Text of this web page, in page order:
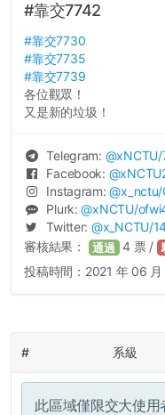
#靠交7742
#靠交7730
#靠交7735
#靠交7739
各位觀眾！
又是新的垃圾！
Telegram: @xNCTU/
Facebook: @
Instagram:@x_nctu/
Plurk:@xNCTU/
Twitter: @x_NCTU/
審核結果： 通過 4 票 /
投稿時間： 2021 年 06
# 系級
此區域僅限交大使用